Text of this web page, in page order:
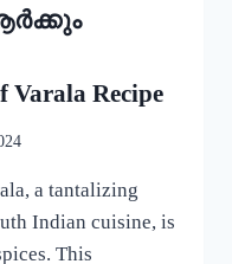
Recipe
a tantalizing
Indian cuisine, is
This